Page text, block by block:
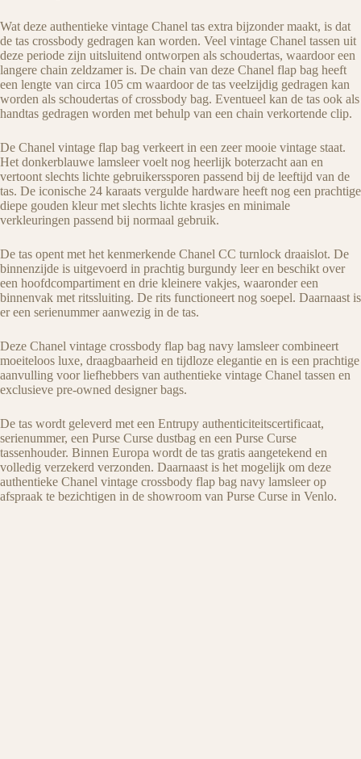
Wat deze authentieke vintage Chanel tas extra bijzonder maakt, is dat
de tas crossbody gedragen kan worden. Veel vintage Chanel tassen uit
deze periode zijn uitsluitend ontworpen als schoudertas, waardoor een
langere chain zeldzamer is. De chain van deze Chanel flap bag heeft
een lengte van circa 105 cm waardoor de tas veelzijdig gedragen kan
worden als schoudertas of crossbody bag. Eventueel kan de tas ook als
handtas gedragen worden met behulp van een chain verkortende clip.
De Chanel vintage flap bag verkeert in een zeer mooie vintage staat.
Het donkerblauwe lamsleer voelt nog heerlijk boterzacht aan en
vertoont slechts lichte gebruikerssporen passend bij de leeftijd van de
tas. De iconische 24 karaats vergulde hardware heeft nog een prachtige
diepe gouden kleur met slechts lichte krasjes en minimale
verkleuringen passend bij normaal gebruik.
De tas opent met het kenmerkende Chanel CC turnlock draaislot. De
binnenzijde is uitgevoerd in prachtig burgundy leer en beschikt over
een hoofdcompartiment en drie kleinere vakjes, waaronder een
binnenvak met ritssluiting. De rits functioneert nog soepel. Daarnaast is
er een serienummer aanwezig in de tas.
Deze Chanel vintage crossbody flap bag navy lamsleer combineert
moeiteloos luxe, draagbaarheid en tijdloze elegantie en is een prachtige
aanvulling voor liefhebbers van authentieke vintage Chanel tassen en
exclusieve pre-owned designer bags.
De tas wordt geleverd met een Entrupy authenticiteitscertificaat,
serienummer, een Purse Curse dustbag en een Purse Curse
tassenhouder. Binnen Europa wordt de tas gratis aangetekend en
volledig verzekerd verzonden. Daarnaast is het mogelijk om deze
authentieke Chanel vintage crossbody flap bag navy lamsleer op
afspraak te bezichtigen in de showroom van Purse Curse in Venlo.